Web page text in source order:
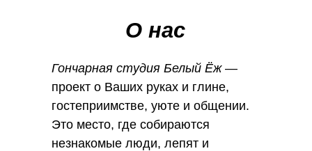
Гончарная студия Белый Ёж—
проект о Ваших руках и глине,
гостеприимстве, уюте и общении.
Это место, где собираются
незнакомые люди, лепят и
О нас